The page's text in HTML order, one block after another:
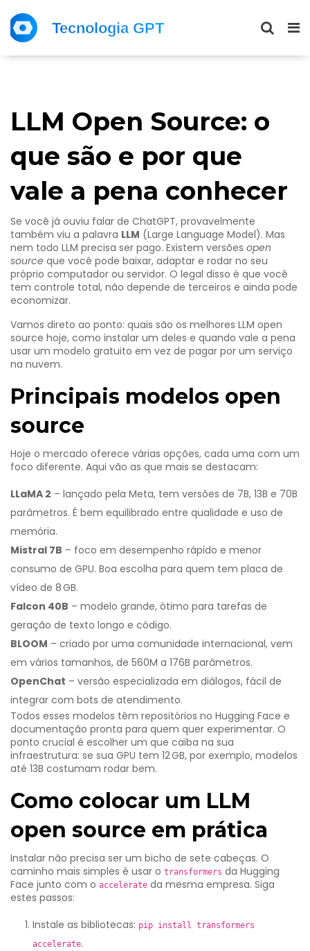
LLM Open Source: o
que são e por que
vale a pena conhecer
Se você já ouviu falar de ChatGPT, provavelmente
também viu a palavra LLM (Large Language Model). Mas
nem todo LLM precisa ser pago. Existem versões open
source que você pode baixar, adaptar e rodar no seu
próprio computador ou servidor. O legal disso é que você
tem controle total, não depende de terceiros e ainda pode
economizar.
Vamos direto ao ponto: quais são os melhores LLM open
source hoje, como instalar um deles e quando vale a pena
usar um modelo gratuito em vez de pagar por um serviço
na nuvem.
Principais modelos open
source
Hoje o mercado oferece várias opções, cada uma com um
foco diferente. Aqui vão as que mais se destacam:
LLaMA 2 – lançado pela Meta, tem versões de 7B, 13B e 70B
parâmetros. É bem equilibrado entre qualidade e uso de
memória.
Mistral 7B – foco em desempenho rápido e menor
consumo de GPU. Boa escolha para quem tem placa de
vídeo de 8 GB.
Falcon 40B – modelo grande, ótimo para tarefas de
geração de texto longo e código.
BLOOM – criado por uma comunidade internacional, vem
em vários tamanhos, de 560M a 176B parâmetros.
OpenChat – versão especializada em diálogos, fácil de
integrar com bots de atendimento.
Todos esses modelos têm repositórios no Hugging Face e
documentação pronta para quem quer experimentar. O
ponto crucial é escolher um que caiba na sua
infraestrutura: se sua GPU tem 12 GB, por exemplo, modelos
até 13B costumam rodar bem.
Como colocar um LLM
open source em prática
Instalar não precisa ser um bicho de sete cabeças. O
caminho mais simples é usar o transformers da Hugging
Face junto com o accelerate da mesma empresa. Siga
estes passos:
Instale as bibliotecas: pip install transformers
accelerate.